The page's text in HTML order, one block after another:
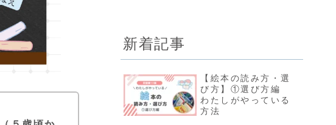
新着記事
【絵本の読み方・選
び方】①選び方編
わたしがやっている
方法